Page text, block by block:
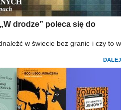
drodze” poleca się do
w świecie bez granic i czy to w
DALEJ